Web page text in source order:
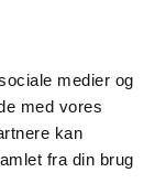
medier og
med vores
kan
fra din brug
Udgivelser
Medicinsk